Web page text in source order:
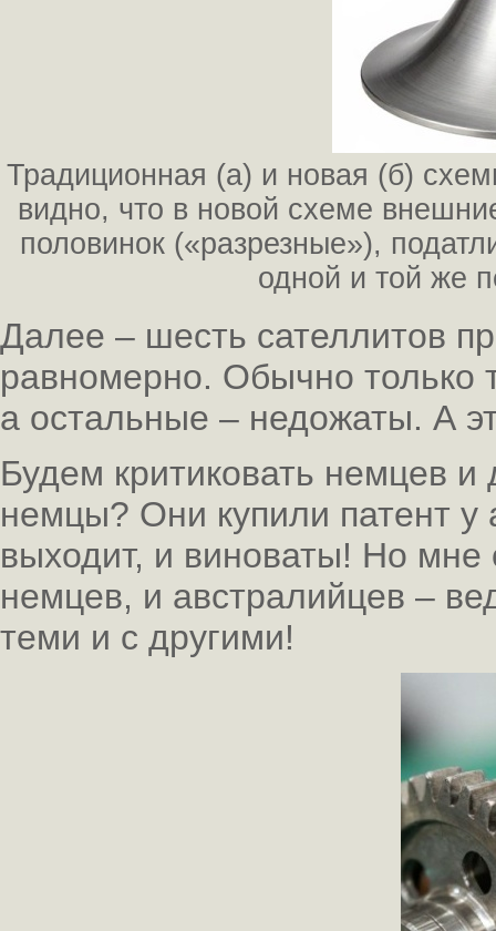
Традиционная (а) и новая (б)
видно, что в новой схеме
половинок («разрезные»),
одной и той же
Далее – шесть сателлитов
равномерно. Обычно только
а остальные – недожаты. А
Будем критиковать немцев
немцы? Они купили патент у
выходит, и виноваты! Но мне
немцев, и австралийцев –
теми и с другими!